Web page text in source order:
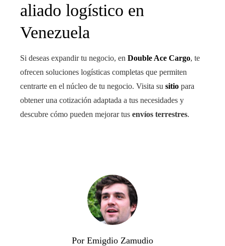
aliado logístico en
Venezuela
Si deseas expandir tu negocio, en Double Ace Cargo, te
ofrecen soluciones logísticas completas que permiten
centrarte en el núcleo de tu negocio. Visita su sitio para
obtener una cotización adaptada a tus necesidades y
descubre cómo pueden mejorar tus envíos terrestres.
Por Emigdio Zamudio